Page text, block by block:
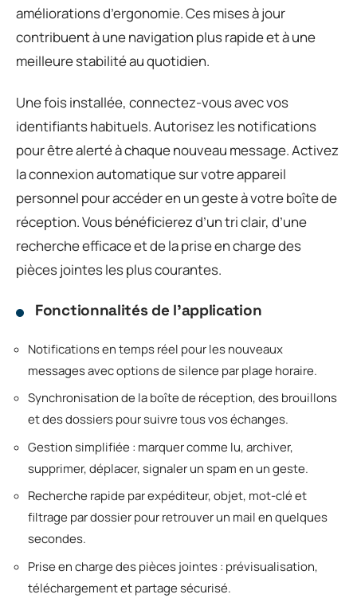
améliorations d’ergonomie. Ces mises à jour
contribuent à une navigation plus rapide et à une
meilleure stabilité au quotidien.
Une fois installée, connectez-vous avec vos
identifiants habituels. Autorisez les notifications
pour être alerté à chaque nouveau message. Activez
la connexion automatique sur votre appareil
personnel pour accéder en un geste à votre boîte de
réception. Vous bénéficierez d’un tri clair, d’une
recherche efficace et de la prise en charge des
pièces jointes les plus courantes.
Fonctionnalités de l’application
Notifications en temps réel pour les nouveaux
messages avec options de silence par plage horaire.
Synchronisation de la boîte de réception, des brouillons
et des dossiers pour suivre tous vos échanges.
Gestion simplifiée : marquer comme lu, archiver,
supprimer, déplacer, signaler un spam en un geste.
Recherche rapide par expéditeur, objet, mot-clé et
filtrage par dossier pour retrouver un mail en quelques
secondes.
Prise en charge des pièces jointes : prévisualisation,
téléchargement et partage sécurisé.